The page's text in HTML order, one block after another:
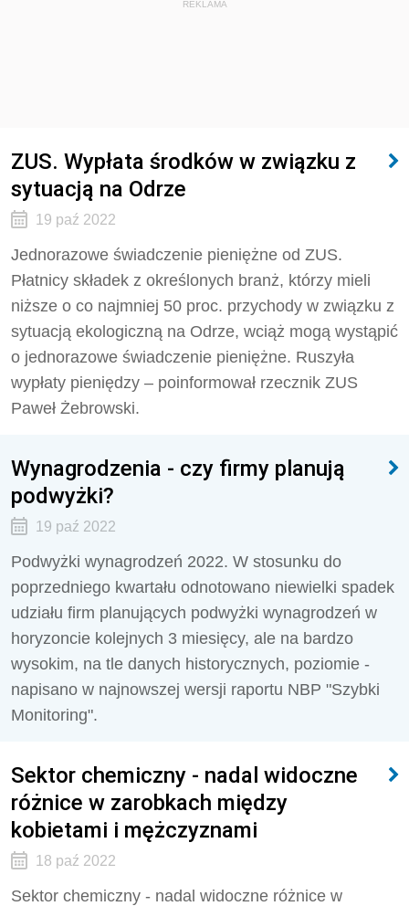
REKLAMA
ZUS. Wypłata środków w związku z
sytuacją na Odrze
19 paź 2022
Jednorazowe świadczenie pieniężne od ZUS.
Płatnicy składek z określonych branż, którzy mieli
niższe o co najmniej 50 proc. przychody w związku z
sytuacją ekologiczną na Odrze, wciąż mogą wystąpić
o jednorazowe świadczenie pieniężne. Ruszyła
wypłaty pieniędzy – poinformował rzecznik ZUS
Paweł Żebrowski.
Wynagrodzenia - czy firmy planują
podwyżki?
19 paź 2022
Podwyżki wynagrodzeń 2022. W stosunku do
poprzedniego kwartału odnotowano niewielki spadek
udziału firm planujących podwyżki wynagrodzeń w
horyzoncie kolejnych 3 miesięcy, ale na bardzo
wysokim, na tle danych historycznych, poziomie -
napisano w najnowszej wersji raportu NBP "Szybki
Monitoring".
Sektor chemiczny - nadal widoczne
różnice w zarobkach między
kobietami i mężczyznami
18 paź 2022
Sektor chemiczny - nadal widoczne różnice w